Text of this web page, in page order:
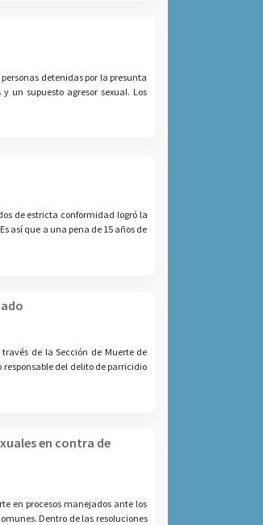
detenidas por la presunta
un supuesto agresor sexual. Los
de estricta conformidad logró la
así que a una pena de 15 años de
de la Sección de Muerte de
del delito de parricidio
en contra de
en procesos manejados ante los
Dentro de las resoluciones